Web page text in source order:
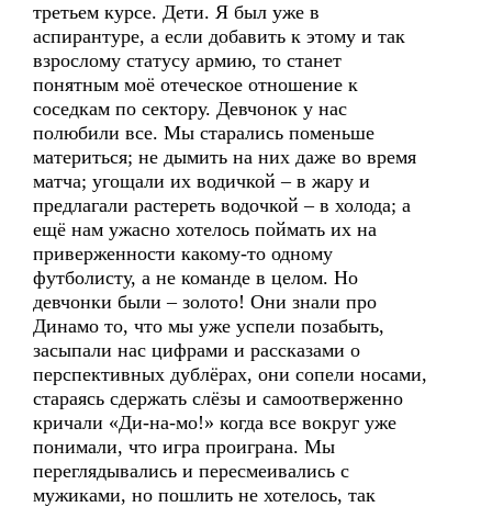
третьем курсе. Дети. Я был уже в
аспирантуре, а если добавить к этому и так
взрослому статусу армию, то станет
понятным моё отеческое отношение к
соседкам по сектору. Девчонок у нас
полюбили все. Мы старались поменьше
материться; не дымить на них даже во время
матча; угощали их водичкой – в жару и
предлагали растереть водочкой – в холода; а
ещё нам ужасно хотелось поймать их на
приверженности какому-то одному
футболисту, а не команде в целом. Но
девчонки были – золото! Они знали про
Динамо то, что мы уже успели позабыть,
засыпали нас цифрами и рассказами о
перспективных дублёрах, они сопели носами,
стараясь сдержать слёзы и самоотверженно
кричали «Ди-на-мо!» когда все вокруг уже
понимали, что игра проиграна. Мы
переглядывались и пересмеивались с
мужиками, но пошлить не хотелось, так